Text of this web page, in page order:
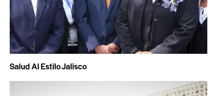
Salud Al Estilo Jalisco